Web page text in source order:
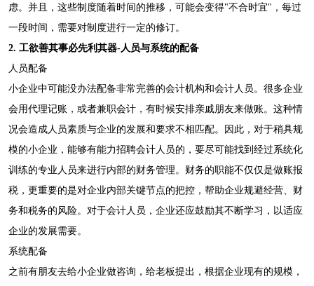
虑。并且，这些制度随着时间的推移，可能会变得"不合时宜"，每过
一段时间，需要对制度进行一定的修订。
2. 工欲善其事必先利其器-人员与系统的配备
人员配备
小企业中可能没办法配备非常完善的会计机构和会计人员。很多企业
会用代理记账，或者兼职会计，有时候安排亲戚朋友来做账。这种情
况会造成人员素质与企业的发展和要求不相匹配。因此，对于稍具规
模的小企业，能够有能力招聘会计人员的，要尽可能找到经过系统化
训练的专业人员来进行内部的财务管理。财务的职能不仅仅是做账报
税，更重要的是对企业内部关键节点的把控，帮助企业规避经营、财
务和税务的风险。对于会计人员，企业还应鼓励其不断学习，以适应
企业的发展需要。
系统配备
之前有朋友去给小企业做咨询，给老板提出，根据企业现有的规模，